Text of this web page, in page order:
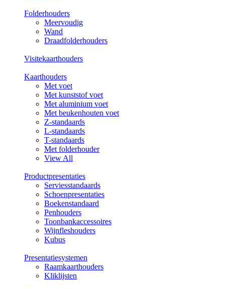
Folderhouders
Meervoudig
Wand
Draadfolderhouders
Visitekaarthouders
Kaarthouders
Met voet
Met kunststof voet
Met aluminium voet
Met beukenhouten voet
Z-standaards
L-standaards
T-standaards
Met folderhouder
View All
Productpresentaties
Serviesstandaards
Schoenpresentaties
Boekenstandaard
Penhouders
Toonbankaccessoires
Wijnfleshouders
Kubus
Presentatiesystemen
Raamkaarthouders
Kliklijsten